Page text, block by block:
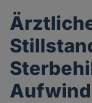
Aufwind